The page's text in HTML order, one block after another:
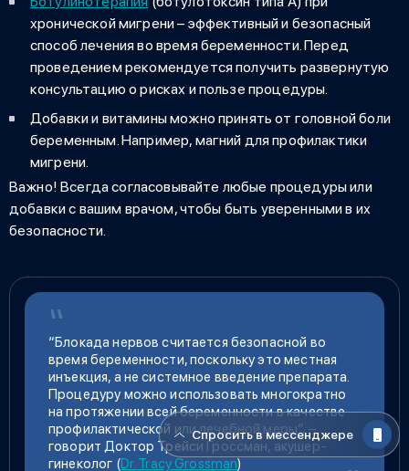
хронической мигрени – эффективный и безопасный
способ лечения во время беременности. Перед
проведением рекомендуется получить развернутую
консультацию о рисках и пользе процедуры.
Добавки и витаминыможно принять от головной боли
беременным . Например, магний для профилактики
мигрени.
Важно! Всегда согласовывайте любые процедуры или
добавки с вашим врачом, чтобы быть уверенными в их
безопасности.
“Блокада нервов считается безопасной во
время беременности, поскольку это местная
инъекция, а не системное введение препарата.
Процедуру можно использовать многократно
на протяжении всей беременности в качестве
профилактической или лечебной меры”, –
говорит Доктор Трейси Гроссман, акушер-
гинеколог (Dr. Tracy Grossman)
Спросить в мессенджере